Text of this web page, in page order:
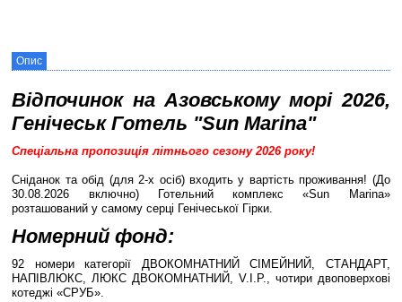
Опис
Відпочинок на Азовському морі 2026,
Генічеськ Готель "Sun Marina"
Спеціальна пропозиція літнього сезону 2026 року!
Сніданок та обід (для 2-х осіб) входить у вартість проживання! (До
30.08.2026 включно) Готельний комплекс «Sun Marina»
розташований у самому серці Генічеської Гірки.
Номерний фонд:
92 номери категорії ДВОКОМНАТНИЙ СІМЕЙНИЙ, СТАНДАРТ,
НАПІВЛЮКС, ЛЮКС ДВОКОМНАТНИЙ, V.I.P., чотири двоповерхові
котеджі «СРУБ».